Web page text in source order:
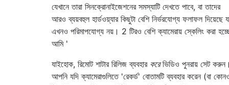
যেখানে তারা সিনক্রোনাইজেশনের সমস্যাটি দেখতে পাবে, বা তাদের
আরও ব্যয়বহুল হার্ডওয়্যার কিছুটা বেশি নির্ভরযোগ্য ফলাফল দিয়েছে
এখনও পরিমাপযোগ্য নয়। 2 টিরও বেশি ক্যামেরায় স্কেলিং করা
আমি '
যাইহোক, রিমোট শাটার রিলিজ ব্যবহার করেভিডিও পুনরায় সেট
আপনি যদি ক্যামেরাগুলিতে 'রেকর্ড' বোতামটি ব্যবহার করেন (বা